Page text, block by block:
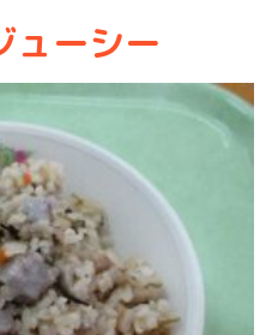
ューシー